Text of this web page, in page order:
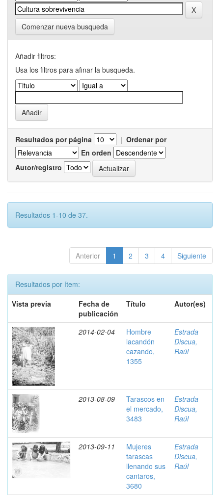
Comenzar nueva busqueda
Añadir filtros:
Usa los filtros para afinar la busqueda.
Resultados por página | Ordenar por
En orden
Autor/registro
Resultados 1-10 de 37.
Anterior 1 2 3 4 Siguiente
Resultados por ítem:
Vista previa
Fecha de
publicación
Título Autor(es)
2014-02-04
Hombre
lacandón
cazando,
1355
Estrada
Discua,
Raúl
2013-08-09
Tarascos en
el mercado,
3483
Estrada
Discua,
Raúl
2013-09-11
Mujeres
tarascas
llenando sus
cantaros,
3680
Estrada
Discua,
Raúl